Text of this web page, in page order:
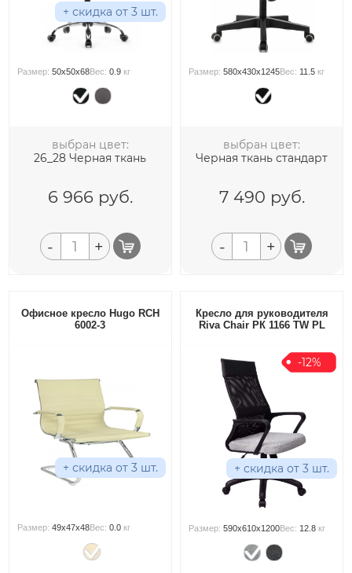
+ скидка от 3 шт.
Размер:50x50x68Вес:0.9 кг
выбран цвет:
26_28 Черная ткань
6 966 руб.
- +
Размер:580x430x1245Вес: 11.5 кг
выбран цвет:
Черная ткань стандарт
7 490 руб.
- +
Офисное кресло Hugo RCH
6002-3
+ скидка от 3 шт.
Размер:49x47x48Вес:0.0 кг
Кресло для руководителя
Riva Chair РК 1166 TW PL
-12%
+ скидка от 3 шт.
Размер:590x610x1200Вес: 12.8 кг